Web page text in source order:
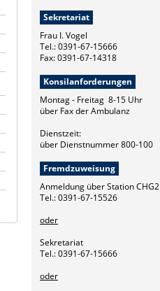
Sekretariat
Frau I. Vogel
Tel.: 0391-67-15666
Fax: 0391-67-14318
Konsilanforderungen
Montag - Freitag 8-15 Uhr
über Fax der Ambulanz
Dienstzeit:
über Dienstnummer 800-100
Fremdzuweisung
Anmeldung über Station CHG2
Tel.: 0391-67-15526
oder
Sekretariat
Tel.: 0391-67-15666
oder